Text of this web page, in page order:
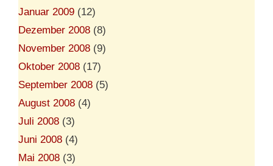
Januar 2009 (12)
Dezember 2008 (8)
November 2008 (9)
Oktober 2008 (17)
September 2008 (5)
August 2008 (4)
Juli 2008 (3)
Juni 2008 (4)
Mai 2008 (3)